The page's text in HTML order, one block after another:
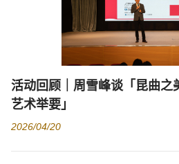
活动回顾｜周雪峰谈「昆曲
艺术举要」
2026/04/20